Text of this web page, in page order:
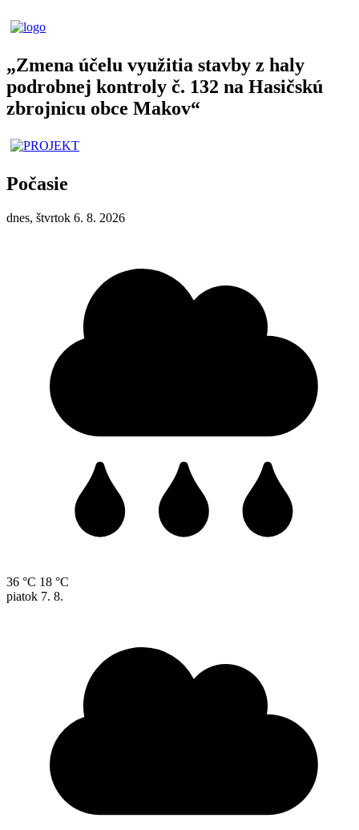
„Zmena účelu využitia stavby z haly
podrobnej kontroly č. 132 na Hasičskú
zbrojnicu obce Makov“
Počasie
dnes, štvrtok 6. 8. 2026
36 °C 18 °C
piatok 7. 8.